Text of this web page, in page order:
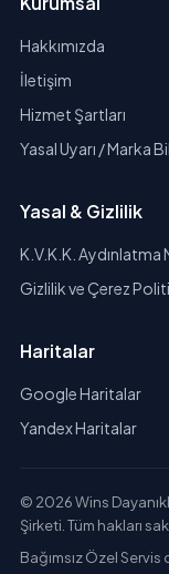
Hakkımızda
İletişim
Hizmet Şartları
Yasal Uyarı / Marka
Yasal & Gizlilik
K.V.K.K. Aydınlatma
Gizlilik ve Çerez
Haritalar
Google Haritalar
Yandex Haritalar
© 2026 Wins
Şirketi. Tüm hakları
Bağımsız Özel